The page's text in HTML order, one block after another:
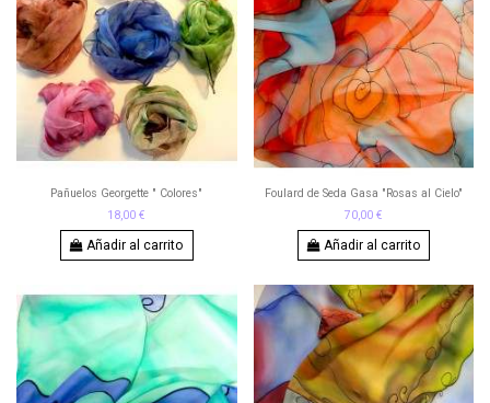
Pañuelos Georgette " Colores"
18,00 €
Añadir al carrito
Foulard de Seda Gasa "Rosas al Cielo"
70,00 €
Añadir al carrito